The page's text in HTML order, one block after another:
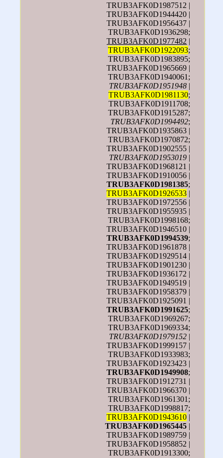
TRUB3AFK0D1987512 |
TRUB3AFK0D1944420 |
TRUB3AFK0D1956437 |
TRUB3AFK0D1936298;
TRUB3AFK0D1977482 |
TRUB3AFK0D1922093;
TRUB3AFK0D1983895;
TRUB3AFK0D1965669 |
TRUB3AFK0D1940061;
TRUB3AFK0D1951948 |
TRUB3AFK0D1981130;
TRUB3AFK0D1911708;
TRUB3AFK0D1915287;
TRUB3AFK0D1994492;
TRUB3AFK0D1935863 |
TRUB3AFK0D1970872;
TRUB3AFK0D1902555 |
TRUB3AFK0D1953019 |
TRUB3AFK0D1968121 |
TRUB3AFK0D1910056 |
TRUB3AFK0D1981385;
TRUB3AFK0D1926533 |
TRUB3AFK0D1972556 |
TRUB3AFK0D1955935 |
TRUB3AFK0D1998168;
TRUB3AFK0D1946510 |
TRUB3AFK0D1994539;
TRUB3AFK0D1961878 |
TRUB3AFK0D1929514 |
TRUB3AFK0D1901230 |
TRUB3AFK0D1936172 |
TRUB3AFK0D1949519 |
TRUB3AFK0D1958379 |
TRUB3AFK0D1925091 |
TRUB3AFK0D1991625;
TRUB3AFK0D1969267;
TRUB3AFK0D1969334;
TRUB3AFK0D1979152 |
TRUB3AFK0D1999157 |
TRUB3AFK0D1933983;
TRUB3AFK0D1923423 |
TRUB3AFK0D1949908;
TRUB3AFK0D1912731 |
TRUB3AFK0D1966370 |
TRUB3AFK0D1961301;
TRUB3AFK0D1998817;
TRUB3AFK0D1943610 |
TRUB3AFK0D1965445 |
TRUB3AFK0D1989759 |
TRUB3AFK0D1958852 |
TRUB3AFK0D1913300;